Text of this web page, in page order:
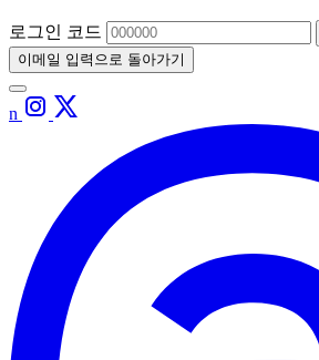
로그인 코드
이메일 입력으로 돌아가기
n